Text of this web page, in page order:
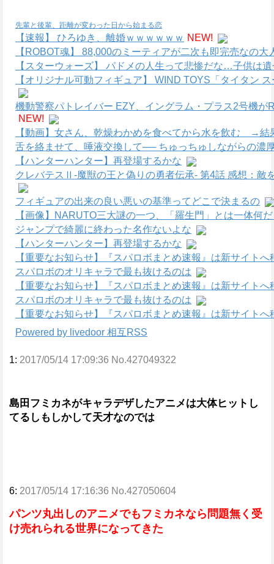
先輩と後輩、距離が変わった日から始まる恋
【速報】 ひろゆき、離婚ｗｗｗｗｗｗ NEW!
【ROBOT魂】 88,000のミーティアが二次も即完売なの
【スターウォーズ】 パドメの人生って悲惨だな…子供は
【オリジナル可動フィギュア】 WIND TOYS「タイタン
機動警察パトレイバー EZY、イングラム・プラス2号機
NEW!
【動画】女さん、乾燥わかめを食べてから水を飲む →結
舌を絡ませて、唾液交換して── ちゅっちゅしながらの濃
【ハンターハンター】再登場するかな
クレバテスⅡ-魔獣の王と偽りの勇者伝承- 第4話 感想：敵
フィギュアの出来の良い悪いの基準ってどこで決まるの
【画像】NARUTO三大謎の一つ、「羅生門」とは一体何
ジャンプで綺麗に終わった名作ないよな
【ハンターハンター】再登場するかな
【重要なお知らせ】『スパロボまとめ速報』は新サイトへ
スパロボのオリキャラで最も抜けるのは
【重要なお知らせ】『スパロボまとめ速報』は新サイトへ
スパロボのオリキャラで最も抜けるのは
【重要なお知らせ】『スパロボまとめ速報』は新サイトへ
Powered by livedoor 相互RSS
1: 2017/05/14 17:09:36 No.427049322
島田フミカネがキャラデザしたアニメは大体ヒットし
てるしもしかして天才なのでは
6: 2017/05/14 17:16:36 No.427050604
パンツ丸出しのアニメでもフミカネなら問題無く受
け売れられる世界になってきた